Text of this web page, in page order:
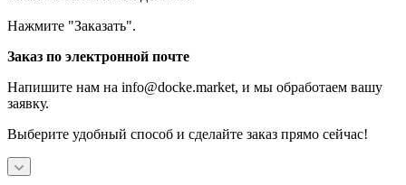
Нажмите "Заказать".
Заказ по электронной почте
Напишите нам на info@docke.market, и мы обработаем вашу
заявку.
Выберите удобный способ и сделайте заказ прямо сейчас!